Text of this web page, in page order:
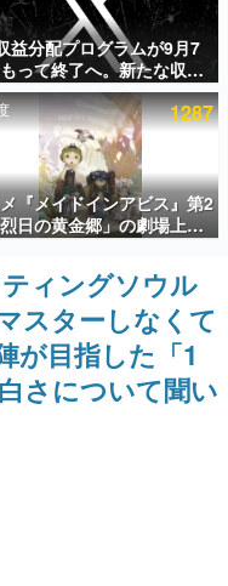
ジビュー数万以上！ などな
ファミ渾身の“殿堂入り”記
に製作時のエピソードをお
ム）とは何か？を探ってい
『赫本』は、〈試験問題〉
益分配プログラムが9月7
って終了へ。新たな収益
「Original Content
Program」を発表1287
『メイドインアビス』第2
日の黄金郷」の劇場上映
！レグ役・伊瀬茉莉也さ
が登壇する舞台挨拶も実施
ィングソウル
スターしなくて
が目指した「1
さについて聞い